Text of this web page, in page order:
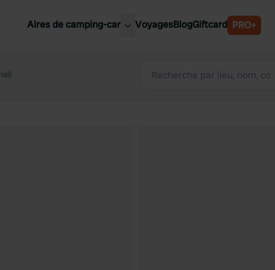
Aires de camping-car
Slovénie
VoyagesBlogGiftcard PRO+